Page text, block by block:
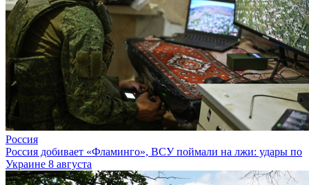
Россия
Россия добивает «Фламинго», ВСУ поймали на лжи: удары по
Украине 8 августа